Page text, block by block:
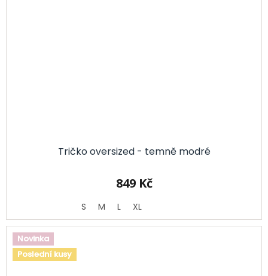
Tričko oversized - temně modré
849 Kč
S M L XL
Novinka
Poslední kusy